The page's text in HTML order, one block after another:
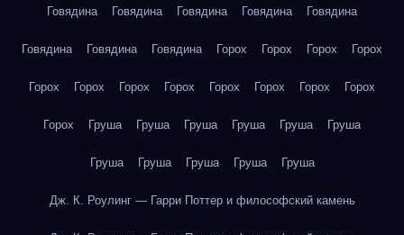
Говядина Говядина Говядина Говядина Говядина
Говядина Говядина Говядина Горох Горох Горох Горох
Горох Горох Горох Горох Горох Горох Горох Горох
Горох Груша Груша Груша Груша Груша Груша
Груша Груша Груша Груша Груша
Дж. К. Роулинг — Гарри Поттер и философский камень